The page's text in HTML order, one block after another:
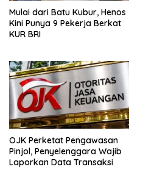
Mulai dari Batu Kubur, Henos
Kini Punya 9 Pekerja Berkat
KUR BRI
OJK Perketat Pengawasan
Pinjol, Penyelenggara Wajib
Laporkan Data Transaksi